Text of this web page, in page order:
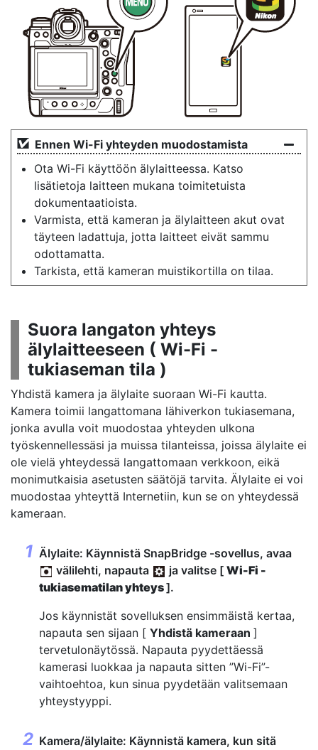
Ennen Wi-Fi yhteyden muodostamista
Ota Wi-Fi käyttöön älylaitteessa. Katso
lisätietoja laitteen mukana toimitetuista
dokumentaatioista.
Varmista, että kameran ja älylaitteen akut ovat
täyteen ladattuja, jotta laitteet eivät sammu
odottamatta.
Tarkista, että kameran muistikortilla on tilaa.
Suora langaton yhteys
älylaitteeseen ( Wi-Fi -
tukiaseman tila )
Yhdistä kamera ja älylaite suoraan Wi-Fi kautta.
Kamera toimii langattomana lähiverkon tukiasemana,
jonka avulla voit muodostaa yhteyden ulkona
työskennellessäsi ja muissa tilanteissa, joissa älylaite ei
ole vielä yhteydessä langattomaan verkkoon, eikä
monimutkaisia asetusten säätöjä tarvita. Älylaite ei voi
muodostaa yhteyttä Internetiin, kun se on yhteydessä
kameraan.
Älylaite: Käynnistä SnapBridge -sovellus, avaa
välilehti, napauta
ja valitse [ Wi-Fi -
tukiasematilan yhteys].
Jos käynnistät sovelluksen ensimmäistä kertaa,
napauta sen sijaan [ Yhdistä kameraan ]
tervetulonäytössä. Napauta pyydettäessä
kamerasi luokkaa ja napauta sitten ”Wi-Fi”-
vaihtoehtoa, kun sinua pyydetään valitsemaan
yhteystyyppi.
Kamera/älylaite: Käynnistä kamera, kun sitä